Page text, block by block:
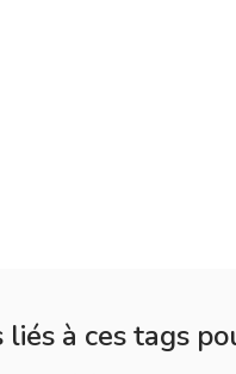
liés à ces tags